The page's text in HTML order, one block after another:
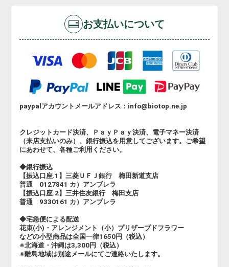
お支払いについて
paypalアカウントメールアドレス：info@biotop.ne.jp
クレジットカード決済、ＰａｙＰａｙ決済、電子マネー決済
（来店支払いのみ）、銀行振込を用意してございます。ご希望
にあわせて、各種ご利用ください。
◆銀行振込
【振込口座.1】三菱ＵＦＪ銀行 梅田新道支店
普通 0127841 カ）アンブレラ
【振込口座.2】三井住友銀行 梅田支店
普通 9330161 カ）アンブレラ
◆宅急便による配送
花束(小)・アレンジメント（小）プリザーブドフラワー
などの小型商品は全国一律1650円（税込）
※北海道・沖縄は3,300円（税込）
※離島地域は別途メールにてご連絡いたします。